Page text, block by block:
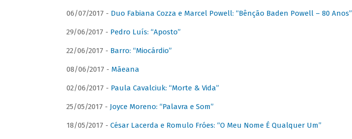
06/07/2017 - Duo Fabiana Cozza e Marcel Powell: “Bênção Baden Powell – 80 Anos”
29/06/2017 - Pedro Luís: “Aposto”
22/06/2017 - Barro: “Miocárdio”
08/06/2017 - Mãeana
02/06/2017 - Paula Cavalciuk: “Morte & Vida”
25/05/2017 - Joyce Moreno: “Palavra e Som”
18/05/2017 - César Lacerda e Romulo Fróes: “O Meu Nome É Qualquer Um”